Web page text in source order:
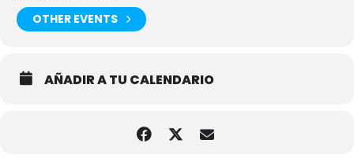
OTHER EVENTS
AÑADIR A TU CALENDARIO